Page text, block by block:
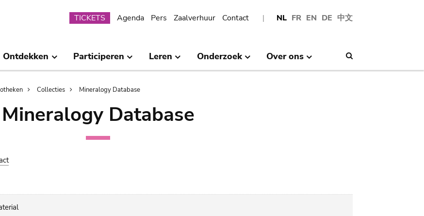
NL FR EN DE 中文
Submenu
TICKETS Agenda Pers Zaalverhuur Contact
Ontdekken Participeren Leren Onderzoek Over ons
Collecties Mineralogy Database
Mineralogy Database